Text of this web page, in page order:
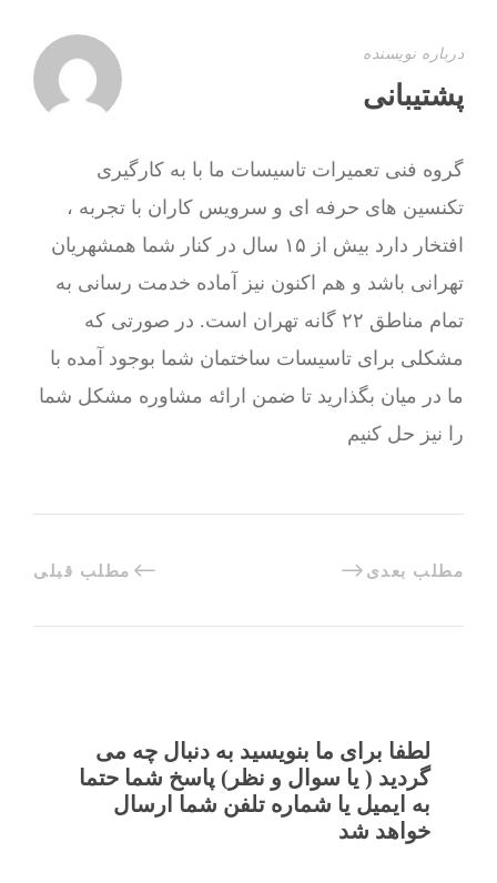
درباره نویسنده
پشتیبانی
گروه فنی تعمیرات تاسیسات ما با به‌ کارگیری
تکنسین های حرفه ای و سرویس کاران با تجربه ،
افتخار دارد بیش از ۱۵ سال در کنار شما همشهریان
تهرانی باشد و هم اکنون نیز آماده خدمت رسانی به
تمام مناطق ۲۲ گانه تهران است. در صورتی که
مشکلی برای تاسیسات ساختمان شما بوجود آمده با
ما در میان بگذارید تا ضمن ارائه مشاوره مشکل شما
را نیز حل کنیم
مطلب قبلی مطلب بعدی
لطفا برای ما بنویسید به دنبال چه می
گردید ( یا سوال و نظر) پاسخ شما حتما
به ایمیل یا شماره تلفن شما ارسال
خواهد شد